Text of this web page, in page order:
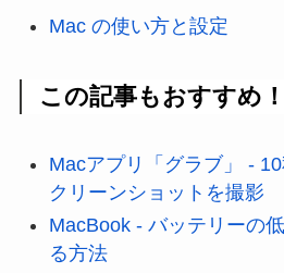
Mac の使い方と設定
この記事もおすすめ！
Macアプリ「グラブ」 -
クリーンショットを撮影
MacBook - バッテリーの
る方法